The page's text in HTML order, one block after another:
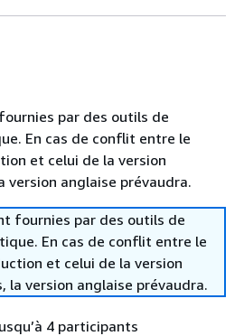
par des outils de
En cas de conflit entre le
et celui de la version
version anglaise prévaudra.
fournies par des outils de
En cas de conflit entre le
et celui de la version
la version anglaise prévaudra.
4 participants